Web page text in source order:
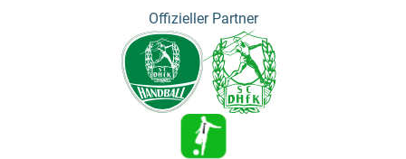
Offizieller Partner